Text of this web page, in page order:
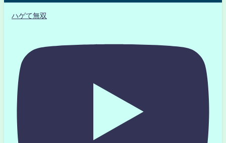
ハゲて無双